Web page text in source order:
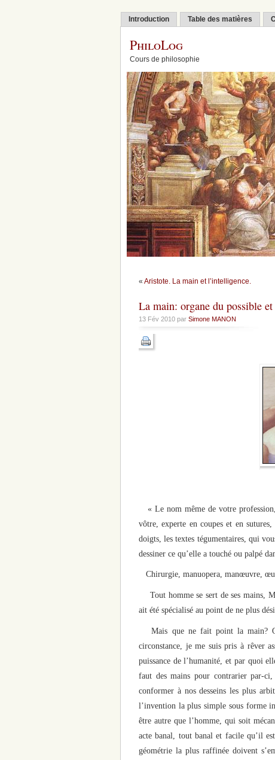
Introduction Table des matières
PhiloLog
Cours de philosophie
« Aristote. La main et l’intelligence.
La main: organe du possible
13 Fév 2010 par Simone MANON
« Le nom même de votre
vôtre, experte en coupes et en
doigts, les textes tégumentaires, qui
dessiner ce qu’elle a touché ou palpé
Chirurgie, manuopera, manœuvre,
Tout homme se sert de ses mains,
ait été spécialisé au point de ne plus
Mais que ne fait point la main?
circonstance, je me suis pris à rêver
puissance de l’humanité, et par quoi
faut des mains pour contrarier par-
conformer à nos desseins les plus
l’invention la plus simple sous forme
être autre que l’homme, qui soit
acte banal, tout banal et facile qu’il
géométrie la plus raffinée doivent